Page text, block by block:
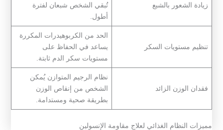
زيادة الشعور بالشبع
تُبقي الشخص شبعان لفترة
أطول.
تنظيم مستويات السكر
الحد من الكربوهيدرات المكررة
يساعد في الحفاظ على
مستويات سكر الدم ثابتة.
فقدان الوزن الزائد
نظام الرجيم المتوازن يُمكن
الشخص من إنقاص الوزن
بطريقة صحية ومستدامة.
مميزات النظام الغذائي لعلاج مقاومة الإنسولين